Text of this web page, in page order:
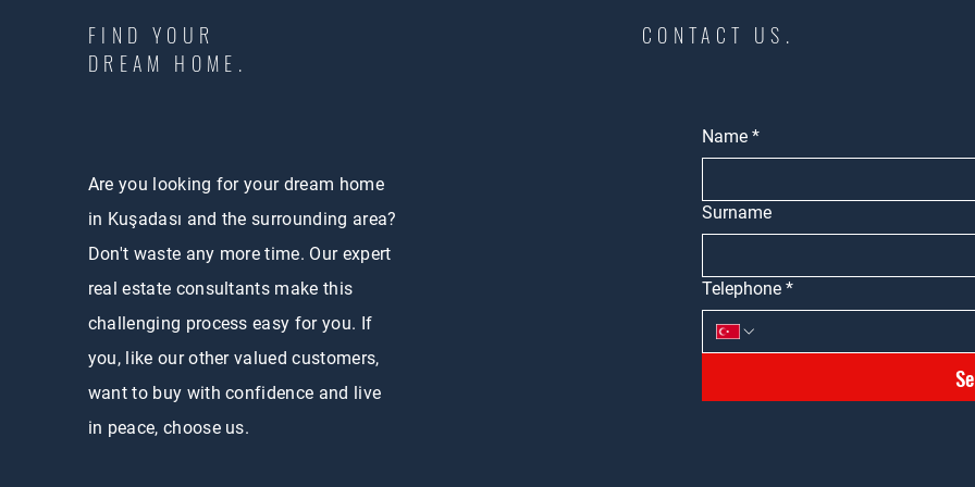
FIND YOUR
DREAM HOME.
Are you looking for your dream home
in Kuşadası and the surrounding area?
Don't waste any more time. Our expert
real estate consultants make this
challenging process easy for you. If
you, like our other valued customers,
want to buy with confidence and live
in peace, choose us.
CONTACT US.
Name *
Surname
Telephone *